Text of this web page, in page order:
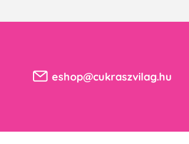
eshop@cukraszvilag.hu